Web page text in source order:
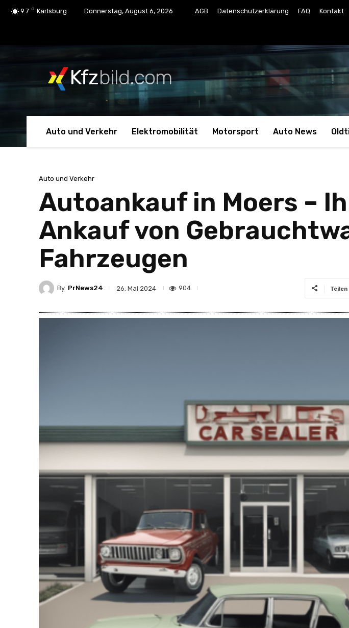
9.7 C Karlsburg Donnerstag, August 6, 2026 AGB Datenschutzerklärung FAQ Kontakt
Kfzbild.com
Auto und Verkehr Elektromobilität Motorsport Auto News
Auto und Verkehr
Autoankauf in Moers –
Ankauf von
Fahrzeugen
By PrNews24 26. Mai 2024 904 Teilen